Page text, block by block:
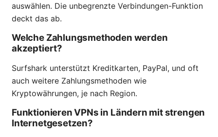
auswählen. Die unbegrenzte Verbindungen-Funktion
deckt das ab.
Welche Zahlungsmethoden werden
akzeptiert?
Surfshark unterstützt Kreditkarten, PayPal, und oft
auch weitere Zahlungsmethoden wie
Kryptowährungen, je nach Region.
Funktionieren VPNs in Ländern mit strengen
Internetgesetzen?